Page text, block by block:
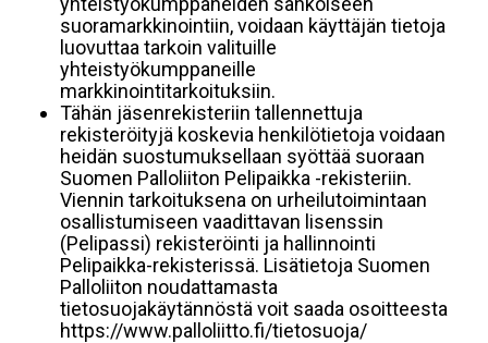
suoramarkkinointiin, voidaan käyttäjän tietoja
luovuttaa tarkoin valituille
yhteistyökumppaneille
markkinointitarkoituksiin.
Tähän jäsenrekisteriin tallennettuja
rekisteröityjä koskevia henkilötietoja voidaan
heidän suostumuksellaan syöttää suoraan
Suomen Palloliiton Pelipaikka -rekisteriin.
Viennin tarkoituksena on urheilutoimintaan
osallistumiseen vaadittavan lisenssin
(Pelipassi) rekisteröinti ja hallinnointi
Pelipaikka-rekisterissä. Lisätietoja Suomen
Palloliiton noudattamasta
tietosuojakäytännöstä voit saada osoitteesta
https://www.palloliitto.fi/tietosuoja/